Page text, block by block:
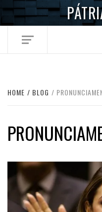
Skip
HOME BLOG